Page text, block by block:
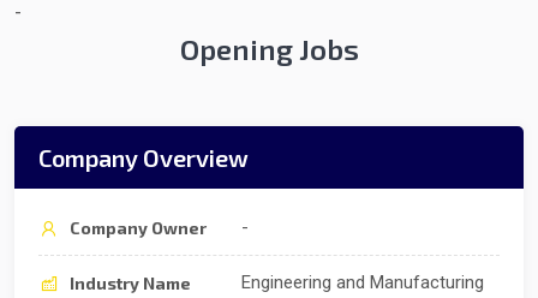
-
Opening Jobs
Company Overview
Company Owner -
Industry Name Engineering and Manufacturing